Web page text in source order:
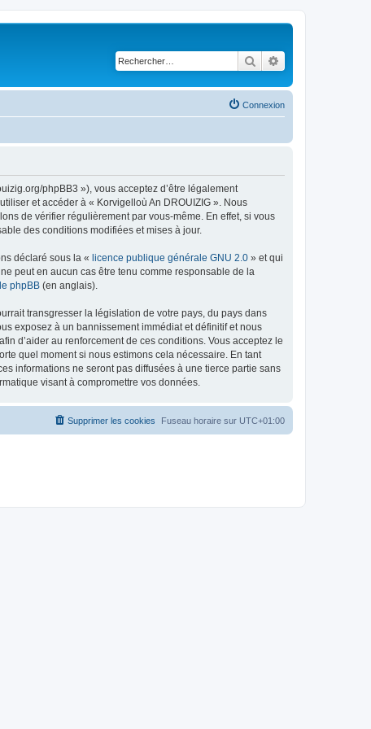
Rechercher
Connexion
phpBB3 »), vous acceptez d’être légalement
et accéder à « Korvigelloù An DROUIZIG ». Nous
de vérifier régulièrement par vous-même. En effet, si vous
des conditions modifiées et mises à jour.
déclaré sous la « licence publique générale GNU 2.0 » et qui
peut en aucun cas être tenu comme responsable de la
phpBB (en anglais).
transgresser la législation de votre pays, du pays dans
exposez à un bannissement immédiat et définitif et nous
d’aider au renforcement de ces conditions. Vous acceptez le
quel moment si nous estimons cela nécessaire. En tant
informations ne seront pas diffusées à une tierce partie sans
visant à compromettre vos données.
Fuseau horaire sur UTC+01:00
Supprimer les cookies